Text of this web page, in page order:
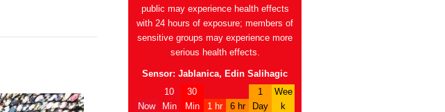
public may experience health effects
with 24 hours of exposure; members of
sensitive groups may experience more
serious health effects.
Sensor: Jablanica, Edin Salihagic
Now
10
Min
30
Min
1 hr
6 hr
1
Day
Wee
k